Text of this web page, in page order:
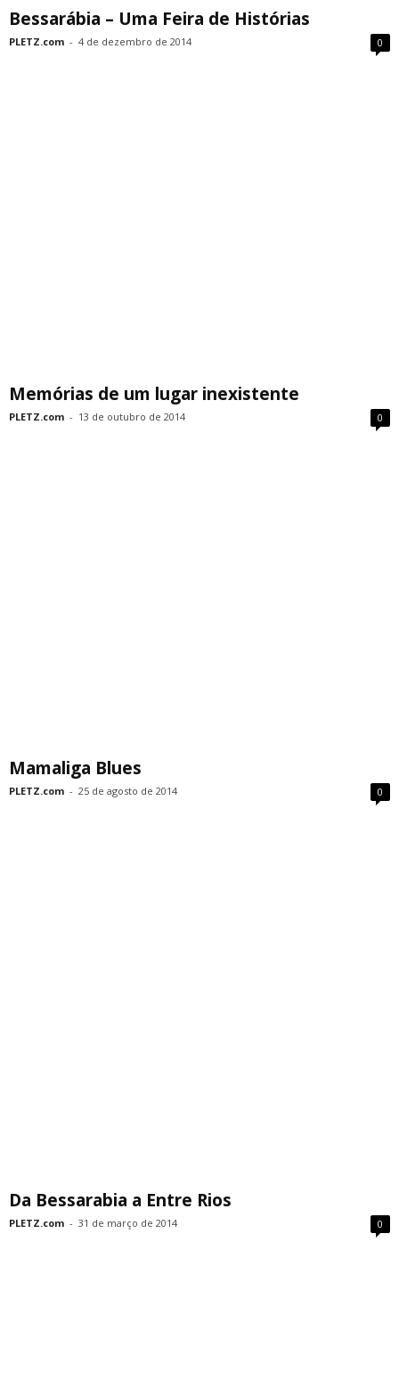
Bessarábia – Uma Feira de Histórias
PLETZ.com - 4 de dezembro de 2014 0
Memórias de um lugar inexistente
PLETZ.com - 13 de outubro de 2014 0
Mamaliga Blues
PLETZ.com - 25 de agosto de 2014 0
Da Bessarabia a Entre Rios
PLETZ.com - 31 de março de 2014 0